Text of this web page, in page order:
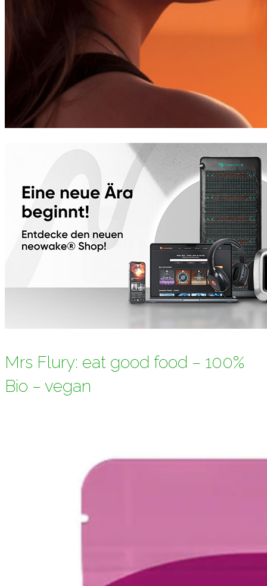
Mrs Flury: eat good food – 100%
Bio – vegan